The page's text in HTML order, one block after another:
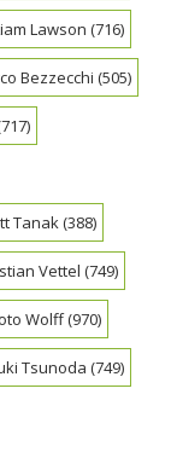
Lawson (716)
Bezzecchi (505)
Tanak(388)
Vettel (749)
Wolff(970)
Tsunoda (749)